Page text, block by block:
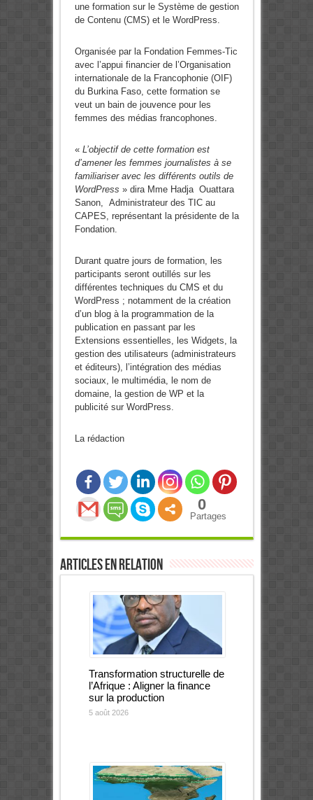
une formation sur le Système de gestion
de Contenu (CMS) et le WordPress.
Organisée par la Fondation Femmes-Tic
avec l’appui financier de l’Organisation
internationale de la Francophonie (OIF)
du Burkina Faso, cette formation se
veut un bain de jouvence pour les
femmes des médias francophones.
« L’objectif de cette formation est
d’amener les femmes journalistes à se
familiariser avec les différents outils de
WordPress » dira Mme Hadja Ouattara
Sanon, Administrateur des TIC au
CAPES, représentant la présidente de la
Fondation.
Durant quatre jours de formation, les
participants seront outillés sur les
différentes techniques du CMS et du
WordPress ; notamment de la création
d’un blog à la programmation de la
publication en passant par les
Extensions essentielles, les Widgets, la
gestion des utilisateurs (administrateurs
et éditeurs), l’intégration des médias
sociaux, le multimédia, le nom de
domaine, la gestion de WP et la
publicité sur WordPress.
La rédaction
0
Partages
Articles en relation
Transformation structurelle de
l’Afrique : Aligner la finance
sur la production
5 août 2026